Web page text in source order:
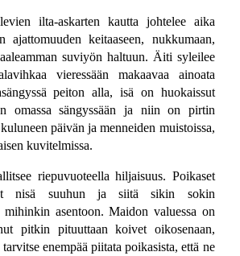
ilta-askarten kautta johtelee aika
ajattomuuden keitaaseen, nukkumaan,
suviyön haltuun. Äiti syleilee
vieressään makaavaa ainoata
peiton alla, isä on huokaissut
omassa sängyssään ja niin on pirtin
päivän ja menneiden muistoissa,
kuvitelmissa.
riepuvuoteella hiljaisuus. Poikaset
nisä suuhun ja siitä sikin sokin
mihinkin asentoon. Maidon valuessa on
pitkin pituuttaan koivet oikosenaan,
enempää piitata poikasista, että ne